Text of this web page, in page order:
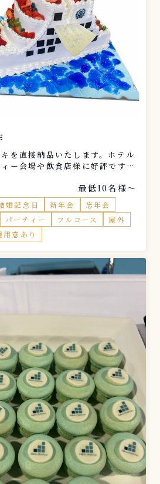
を直接納品いたします。ホテル
ー会場や飲食店様に好評です。
用いただけます。 御社専用の
ます。 ※ご注文はお届け希望
でにお願いいたします。
最低10名様〜
婚記念日 新年会
忘年会
パーティー フルコース
屋外
用意あり